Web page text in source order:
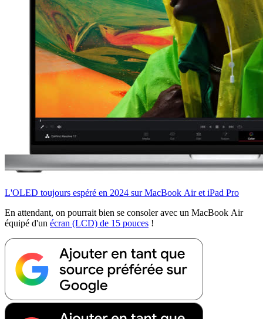
L'OLED toujours espéré en 2024 sur MacBook Air et iPad Pro
En attendant, on pourrait bien se consoler avec un MacBook Air
équipé d'un écran (LCD) de 15 pouces !